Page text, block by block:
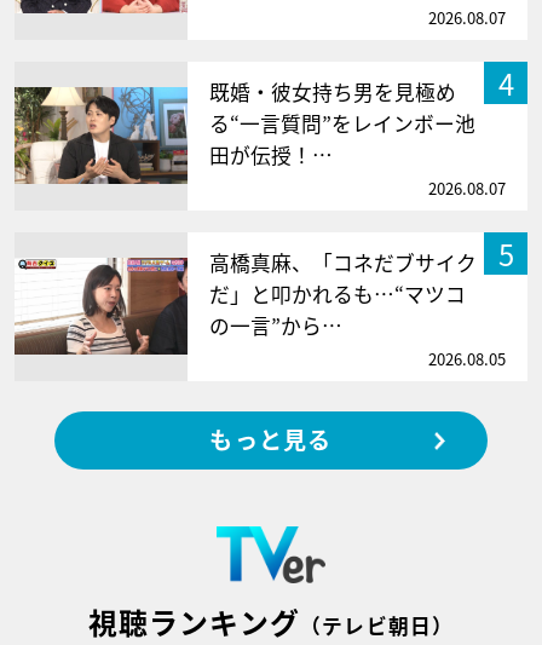
2026.08.07
4
既婚・彼女持ち男を見極め
る“一言質問”をレインボー池
田が伝授！…
2026.08.07
5
高橋真麻、「コネだブサイク
だ」と叩かれるも…“マツコ
の一言”から…
2026.08.05
もっと見る
視聴ランキング （テレビ朝日）